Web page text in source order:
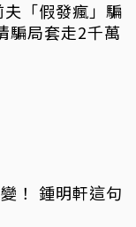
「假發瘋」騙
局套走2千萬
！ 鍾明軒這句